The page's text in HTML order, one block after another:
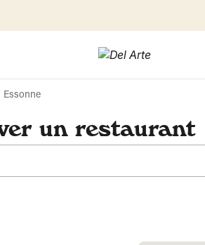
Essonne
un restaurant